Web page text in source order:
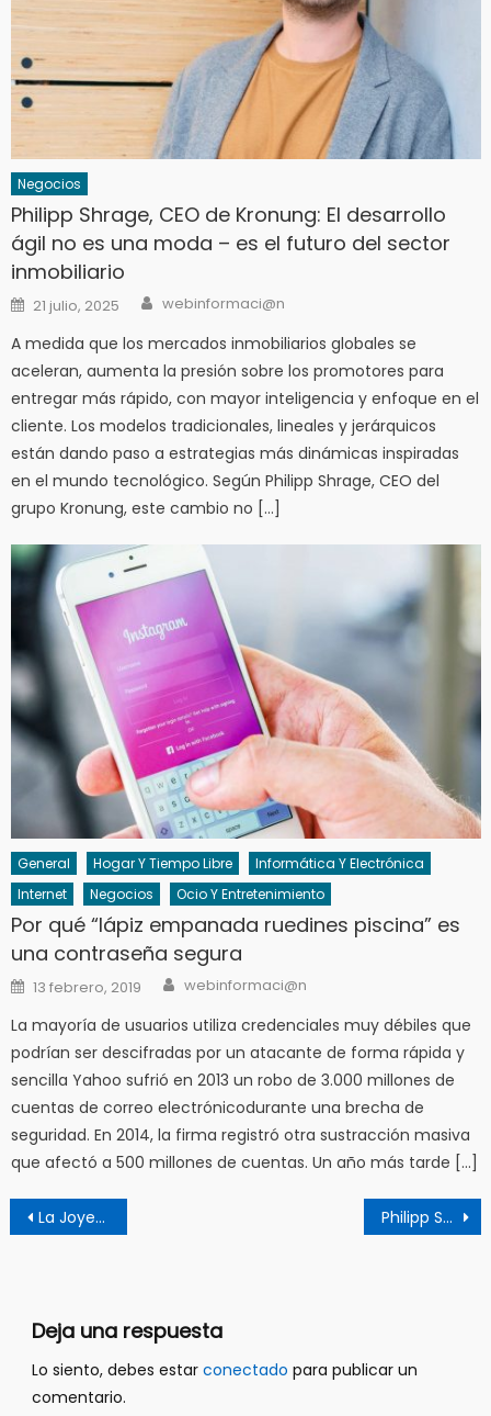
Negocios
Philipp Shrage, CEO de Kronung: El desarrollo
ágil no es una moda – es el futuro del sector
inmobiliario
Posted
on
21 julio, 2025 Author
webinformaci@n
A medida que los mercados inmobiliarios globales se
aceleran, aumenta la presión sobre los promotores para
entregar más rápido, con mayor inteligencia y enfoque en el
cliente. Los modelos tradicionales, lineales y jerárquicos
están dando paso a estrategias más dinámicas inspiradas
en el mundo tecnológico. Según Philipp Shrage, CEO del
grupo Kronung, este cambio no […]
General Hogar Y Tiempo Libre
Informática Y Electrónica
Internet
Negocios Ocio Y Entretenimiento
Por qué “lápiz empanada ruedines piscina” es
una contraseña segura
Posted
on
13 febrero, 2019 Author
webinformaci@n
La mayoría de usuarios utiliza credenciales muy débiles que
podrían ser descifradas por un atacante de forma rápida y
sencilla Yahoo sufrió en 2013 un robo de 3.000 millones de
cuentas de correo electrónicodurante una brecha de
seguridad. En 2014, la firma registró otra sustracción masiva
que afectó a 500 millones de cuentas. Un año más tarde […]
Navegación
de
La Joyería de Plata 925: Elegancia y Durabilidad al Alcance de Todos Philipp Shrage, CEO de Kronung: El desarrollo ágil no es una moda – es el futuro del sector inmobiliario
Deja una respuesta
Lo siento, debes estar conectado para publicar un
comentario.